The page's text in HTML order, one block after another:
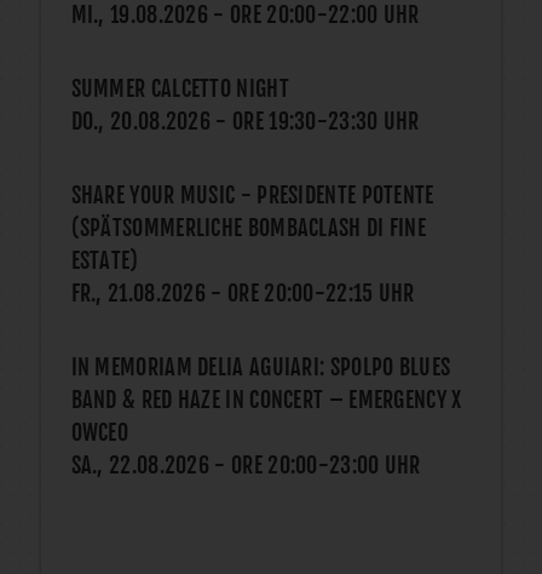
MI., 19.08.2026 - ORE 20:00-22:00 UHR
SUMMER CALCETTO NIGHT
DO., 20.08.2026 - ORE 19:30-23:30 UHR
SHARE YOUR MUSIC - PRESIDENTE POTENTE
(SPÄTSOMMERLICHE BOMBACLASH DI FINE
ESTATE)
FR., 21.08.2026 - ORE 20:00-22:15 UHR
IN MEMORIAM DELIA AGUIARI: SPOLPO BLUES
BAND & RED HAZE IN CONCERT – EMERGENCY X
OWCEO
SA., 22.08.2026 - ORE 20:00-23:00 UHR